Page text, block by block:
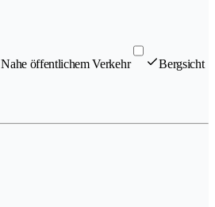
Nahe öffentlichem Verkehr Bergsicht